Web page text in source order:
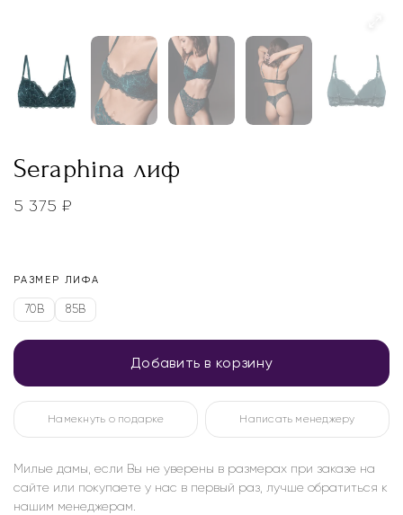
Seraphina лиф
5 375₽
РАЗМЕР ЛИФА
70B 85B
Добавить в корзину
Намекнуть о подарке Написать менеджеру
Милые дамы, если Вы не уверены в размерах при заказе на
сайте или покупаете у нас в первый раз, лучше обратиться к
нашим менеджерам.